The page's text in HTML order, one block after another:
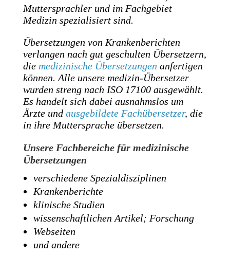
Muttersprachler und im Fachgebiet
Medizin spezialisiert sind.
Übersetzungen von Krankenberichten
verlangen nach gut geschulten Übersetzern,
die medizinische Übersetzungen anfertigen
können. Alle unsere medizin-Übersetzer
wurden streng nach ISO 17100 ausgewählt.
Es handelt sich dabei ausnahmslos um
Ärzte und ausgebildete Fachübersetzer, die
in ihre Muttersprache übersetzen.
Unsere Fachbereiche für medizinische
Übersetzungen
verschiedene Spezialdisziplinen
Krankenberichte
klinische Studien
wissenschaftlichen Artikel; Forschung
Webseiten
und andere